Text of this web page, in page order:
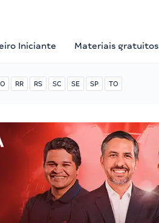
Iniciante Materiais gratuitos
RR RS SC SE SP TO